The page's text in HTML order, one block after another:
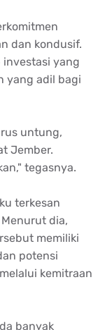
dan kondusif.
investasi yang
yang adil bagi
untung,
Jember.
tegasnya.
terkesan
dia,
memiliki
potensi
kemitraan
banyak